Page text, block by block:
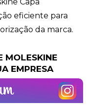
eficiente para
da marca.
MOLESKINE
EMPRESA